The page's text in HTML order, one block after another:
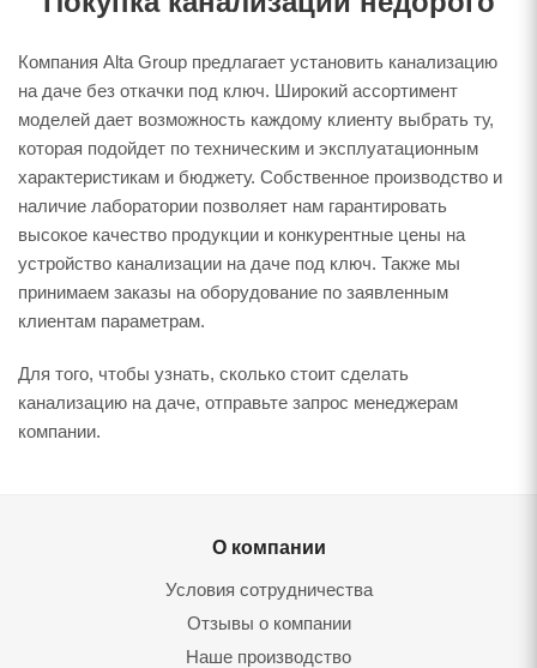
Компания Alta Group предлагает установить канализацию
на даче без откачки под ключ. Широкий ассортимент
моделей дает возможность каждому клиенту выбрать ту,
которая подойдет по техническим и эксплуатационным
характеристикам и бюджету. Собственное производство и
наличие лаборатории позволяет нам гарантировать
высокое качество продукции и конкурентные цены на
устройство канализации на даче под ключ. Также мы
принимаем заказы на оборудование по заявленным
клиентам параметрам.
Для того, чтобы узнать, сколько стоит сделать
канализацию на даче, отправьте запрос менеджерам
компании.
О компании
Условия сотрудничества
Отзывы о компании
Наше производство